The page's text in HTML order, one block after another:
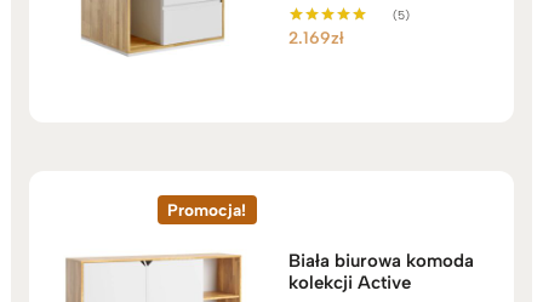
Oceniono
(5)
2.169zł
Promocja!
Biała biurowa komoda
kolekcji Active